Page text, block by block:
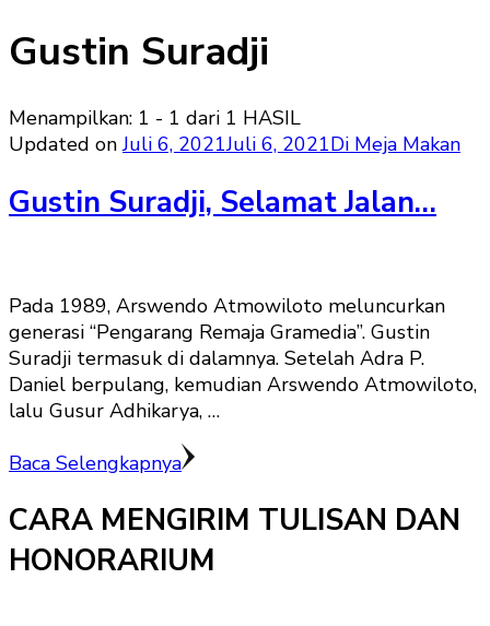
Gustin Suradji
Menampilkan: 1 - 1 dari 1 HASIL
Updated onJuli 6, 2021Juli 6, 2021Di Meja Makan
Gustin Suradji, Selamat Jalan…
Pada 1989, Arswendo Atmowiloto meluncurkan
generasi “Pengarang Remaja Gramedia”. Gustin
Suradji termasuk di dalamnya. Setelah Adra P.
Daniel berpulang, kemudian Arswendo Atmowiloto,
lalu Gusur Adhikarya, …
Baca Selengkapnya
CARA MENGIRIM TULISAN DAN
HONORARIUM